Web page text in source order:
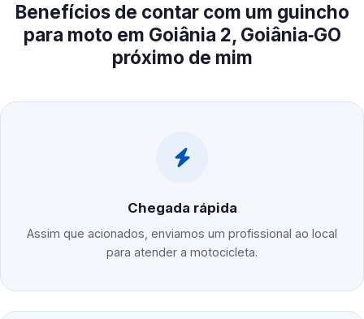
Benefícios de contar com um guincho
para moto em Goiânia 2, Goiânia‑GO
próximo de mim
Chegada rápida
Assim que acionados, enviamos um profissional ao local
para atender a motocicleta.